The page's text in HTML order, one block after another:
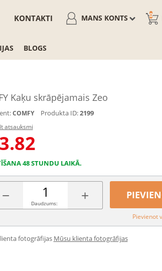
0
MANS KONTS
KONTAKTI
BLOGS
Kaķu skrāpējamais Zeo
COMFY Produkta ID:2199
atsauksmi
48 STUNDU LAIKĀ.
− +
Daudzums:
Pievienot
fotogrāfijas Mūsu klienta fotogrāfijas